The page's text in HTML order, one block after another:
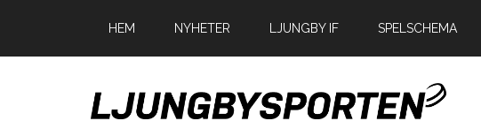
huvudinnehåll
det
sidfot
HEM NYHETER LJUNGBY IF SPELSCHEMA